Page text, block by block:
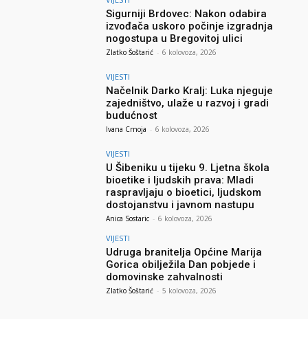
Sigurniji Brdovec: Nakon odabira
izvođača uskoro počinje izgradnja
nogostupa u Bregovitoj ulici
Zlatko Šoštarić - 6 kolovoza, 2026
VIJESTI
Načelnik Darko Kralj: Luka njeguje
zajedništvo, ulaže u razvoj i gradi
budućnost
Ivana Crnoja - 6 kolovoza, 2026
VIJESTI
U Šibeniku u tijeku 9. Ljetna škola
bioetike i ljudskih prava: Mladi
raspravljaju o bioetici, ljudskom
dostojanstvu i javnom nastupu
Anica Sostaric - 6 kolovoza, 2026
VIJESTI
Udruga branitelja Općine Marija
Gorica obilježila Dan pobjede i
domovinske zahvalnosti
Zlatko Šoštarić - 5 kolovoza, 2026